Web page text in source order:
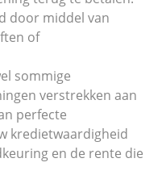
door middel van
of
sommige
verstrekken aan
perfecte
kredietwaardigheid
en de rente die